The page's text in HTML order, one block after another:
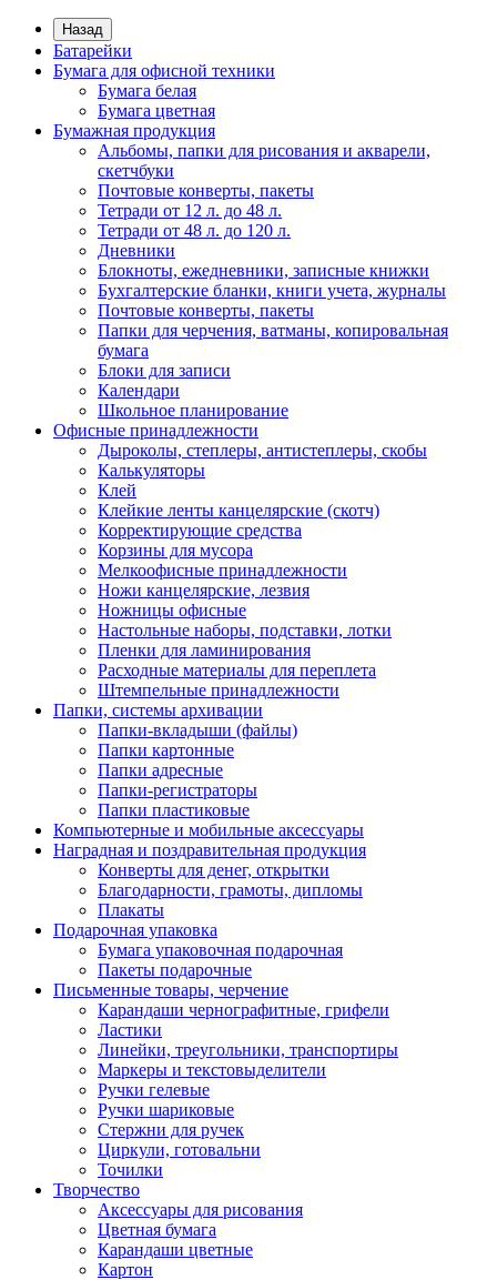
Назад
Батарейки
Бумага для офисной техники
Бумага белая
Бумага цветная
Бумажная продукция
Альбомы, папки для рисования и акварели,
скетчбуки
Почтовые конверты, пакеты
Тетради от 12 л. до 48 л.
Тетради от 48 л. до 120 л.
Дневники
Блокноты, ежедневники, записные книжки
Бухгалтерские бланки, книги учета, журналы
Почтовые конверты, пакеты
Папки для черчения, ватманы, копировальная
бумага
Блоки для записи
Календари
Школьное планирование
Офисные принадлежности
Дыроколы, степлеры, антистеплеры, скобы
Калькуляторы
Клей
Клейкие ленты канцелярские (скотч)
Корректирующие средства
Корзины для мусора
Мелкоофисные принадлежности
Ножи канцелярские, лезвия
Ножницы офисные
Настольные наборы, подставки, лотки
Пленки для ламинирования
Расходные материалы для переплета
Штемпельные принадлежности
Папки, системы архивации
Папки-вкладыши (файлы)
Папки картонные
Папки адресные
Папки-регистраторы
Папки пластиковые
Компьютерные и мобильные аксессуары
Наградная и поздравительная продукция
Конверты для денег, открытки
Благодарности, грамоты, дипломы
Плакаты
Подарочная упаковка
Бумага упаковочная подарочная
Пакеты подарочные
Письменные товары, черчение
Карандаши чернографитные, грифели
Ластики
Линейки, треугольники, транспортиры
Маркеры и текстовыделители
Ручки гелевые
Ручки шариковые
Стержни для ручек
Циркули, готовальни
Точилки
Творчество
Аксессуары для рисования
Цветная бумага
Карандаши цветные
Картон